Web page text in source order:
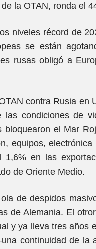
la OTAN, ronda el
niveles récord de
se están
rusas obligó a
contra Rusia en
las condiciones de
bloquearon el Mar
equipos,
1,6% en las
de Oriente Medio.
de despidos
de Alemania. El
y ya lleva tres años
continuidad de la